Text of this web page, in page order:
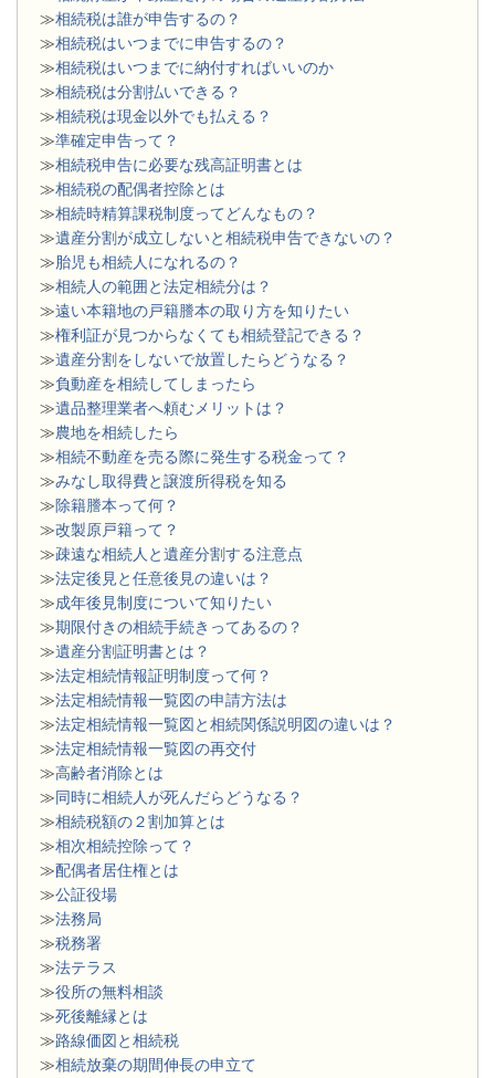
≫相続税は誰が申告するの？
≫相続税はいつまでに申告するの？
≫相続税はいつまでに納付すればいいのか
≫相続税は分割払いできる？
≫相続税は現金以外でも払える？
≫準確定申告って？
≫相続税申告に必要な残高証明書とは
≫相続税の配偶者控除とは
≫相続時精算課税制度ってどんなもの？
≫遺産分割が成立しないと相続税申告できないの？
≫胎児も相続人になれるの？
≫相続人の範囲と法定相続分は？
≫遠い本籍地の戸籍謄本の取り方を知りたい
≫権利証が見つからなくても相続登記できる？
≫遺産分割をしないで放置したらどうなる？
≫負動産を相続してしまったら
≫遺品整理業者へ頼むメリットは？
≫農地を相続したら
≫相続不動産を売る際に発生する税金って？
≫みなし取得費と譲渡所得税を知る
≫除籍謄本って何？
≫改製原戸籍って？
≫疎遠な相続人と遺産分割する注意点
≫法定後見と任意後見の違いは？
≫成年後見制度について知りたい
≫期限付きの相続手続きってあるの？
≫遺産分割証明書とは？
≫法定相続情報証明制度って何？
≫法定相続情報一覧図の申請方法は
≫法定相続情報一覧図と相続関係説明図の違いは？
≫法定相続情報一覧図の再交付
≫高齢者消除とは
≫同時に相続人が死んだらどうなる？
≫相続税額の２割加算とは
≫相次相続控除って？
≫配偶者居住権とは
≫公証役場
≫法務局
≫税務署
≫法テラス
≫役所の無料相談
≫死後離縁とは
≫路線価図と相続税
≫相続放棄の期間伸長の申立て